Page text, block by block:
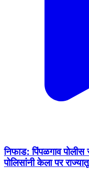
निफाड: पिंपळगाव
पोलिसांनी केला पर